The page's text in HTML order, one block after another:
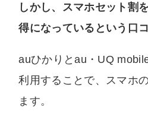
しかし、スマホセット割
得になっているという口コ
auひかりとau・UQ
利用することで、スマホ
ます。